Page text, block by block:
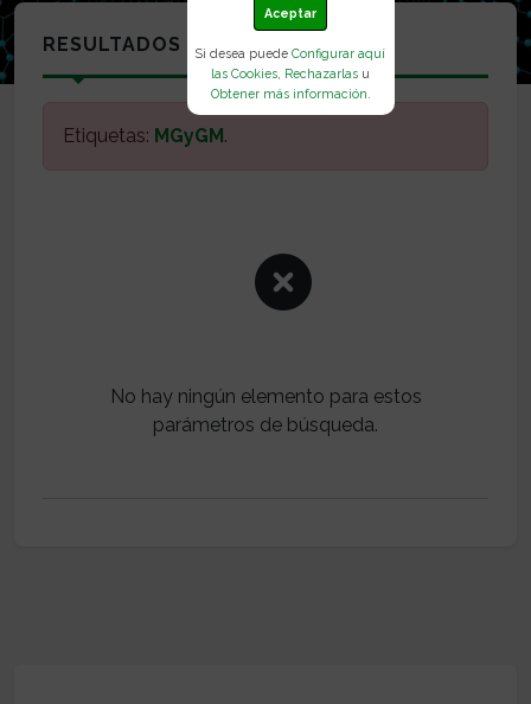
Aceptar
Si desea puedeConfigurar aquí
las Cookies Rechazarlas u
Obtener más información
RESULTADOS
Etiquetas: MGyGM.
No hay ningún elemento para estos
parámetros de búsqueda.